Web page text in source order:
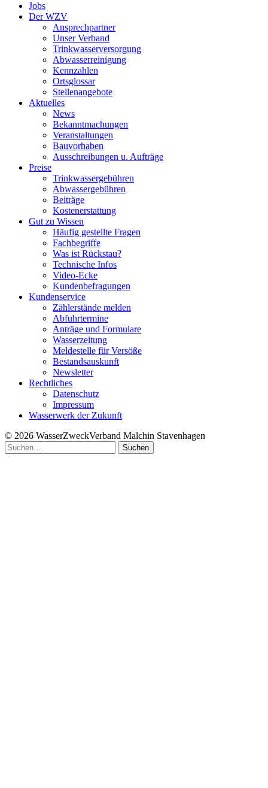
Jobs
Der WZV
Ansprechpartner
Unser Verband
Trinkwasser­versorgung
Abwasserreinigung
Kennzahlen
Ortsglossar
Stellenangebote
Aktuelles
News
Bekanntmachungen
Veranstaltungen
Bauvorhaben
Ausschreibungen u. Aufträge
Preise
Trinkwassergebühren
Abwassergebühren
Beiträge
Kostenerstattung
Gut zu Wissen
Häufig gestellte Fragen
Fachbegriffe
Was ist Rückstau?
Technische Infos
Video-Ecke
Kundenbefragungen
Kundenservice
Zählerstände melden
Abfuhrtermine
Anträge und Formulare
Wasserzeitung
Meldestelle für Versöße
Bestandsauskunft
Newsletter
Rechtliches
Datenschutz
Impressum
Wasserwerk der Zukunft
© 2026 WasserZweckVerband­ Malchin Stavenhagen